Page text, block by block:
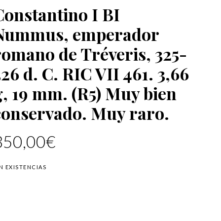
I BI
emperador
de Tréveris, 325-
d. C. RIC VII 461. 3,66
19 mm. (R5) Muy bien
Muy raro.
€
EXISTENCIAS